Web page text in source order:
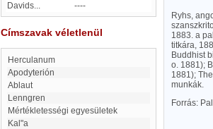
Davids...
----
Címszavak véletlenül
Herculanum
Apodyterión
Ablaut
Lenngren
Mértékletességi egyesületek
Kal"a
Ryhs,
1883. a
titkára,
Buddhist
o. 1881);
1881);
munkák.
Forrás: